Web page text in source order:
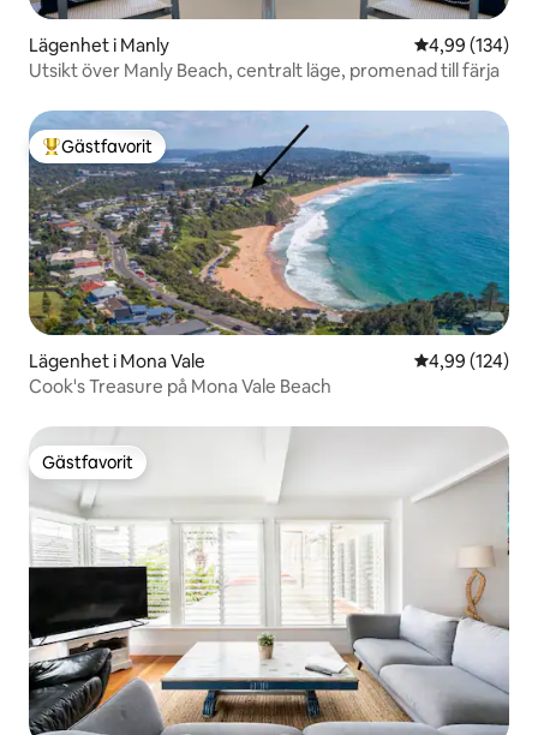
Lägenhet i Manly 4,99 av 5 i
4,99 (134)
Utsikt över Manly Beach, centralt läge, promenad till färja
Populär gästfavorit
Gästfavorit
Lägenhet i Mona Vale 4,99 av 5 i
4,99 (124)
Cook's Treasure på Mona Vale Beach
Gästfavorit
Gästfavorit